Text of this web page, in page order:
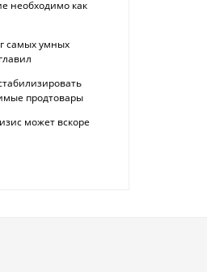
необходимо как
самых умных
продтовары
может вскоре